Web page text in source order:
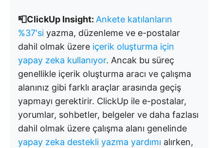
📮ClickUp Insight: Ankete katılanların
%37'si yazma, düzenleme ve e-postalar
dahil olmak üzere içerik oluşturma için
yapay zeka kullanıyor. Ancak bu süreç
genellikle içerik oluşturma aracı ve çalışma
alanınız gibi farklı araçlar arasında geçiş
yapmayı gerektirir. ClickUp ile e-postalar,
yorumlar, sohbetler, belgeler ve daha fazlası
dahil olmak üzere çalışma alanı genelinde
yapay zeka destekli yazma yardımı alırken,